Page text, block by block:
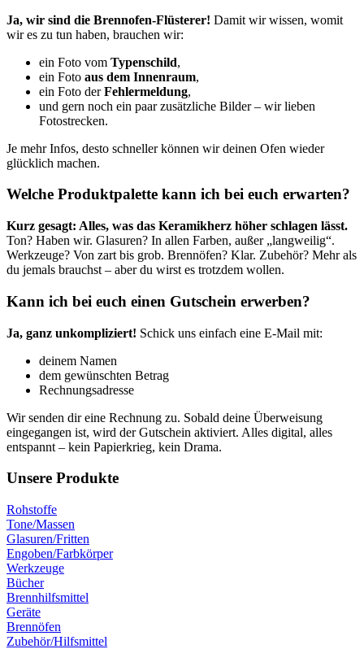
Ja, wir sind die Brennofen‑Flüsterer! Damit wir wissen, womit
wir es zu tun haben, brauchen wir:
ein Foto vom Typenschild,
ein Foto aus dem Innenraum,
ein Foto derFehlermeldung,
und gern noch ein paar zusätzliche Bilder – wir lieben
Fotostrecken.
Je mehr Infos, desto schneller können wir deinen Ofen wieder
glücklich machen.
Welche Produktpalette kann ich bei euch erwarten?
Kurz gesagt: Alles, was das Keramikherz höher schlagen lässt.
Ton? Haben wir. Glasuren? In allen Farben, außer „langweilig“.
Werkzeuge? Von zart bis grob. Brennöfen? Klar. Zubehör? Mehr als
du jemals brauchst – aber du wirst es trotzdem wollen.
Kann ich bei euch einen Gutschein erwerben?
Ja, ganz unkompliziert! Schick uns einfach eine E‑Mail mit:
deinem Namen
dem gewünschten Betrag
Rechnungsadresse
Wir senden dir eine Rechnung zu. Sobald deine Überweisung
eingegangen ist, wird der Gutschein aktiviert. Alles digital, alles
entspannt – kein Papierkrieg, kein Drama.
Unsere Produkte
Rohstoffe
Tone/Massen
Glasuren/Fritten
Engoben/Farbkörper
Werkzeuge
Bücher
Brennhilfsmittel
Geräte
Brennöfen
Zubehör/Hilfsmittel